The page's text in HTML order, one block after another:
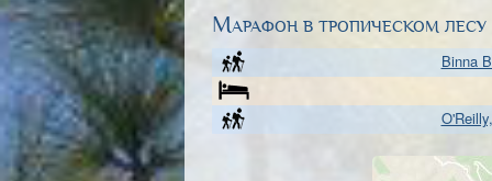
Марафон в тропическом лесу
Binna